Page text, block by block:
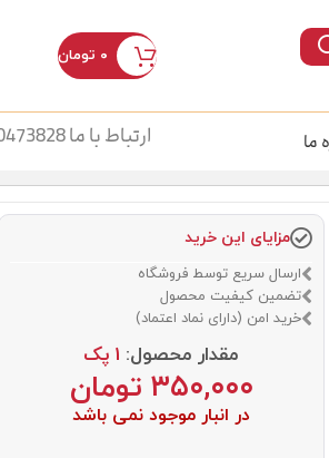
۰ تومان
ما ارتباط با ما 09120473828
مزایای این خرید
ارسال سریع توسط فروشگاه
تضمین کیفیت محصول
خرید امن (دارای نماد اعتماد)
مقدار محصول: 1 پک
۳۵۰,۰۰۰ تومان
در انبار موجود نمی باشد